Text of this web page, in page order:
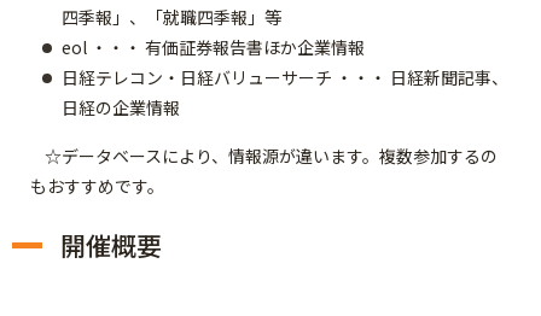
四季報」、「就職四季報」等
eol ・・・ 有価証券報告書ほか企業情報
日経テレコン・日経バリューサーチ ・・・ 日経新聞記事、
日経の企業情報
☆データベースにより、情報源が違います。複数参加するの
もおすすめです。
開催概要